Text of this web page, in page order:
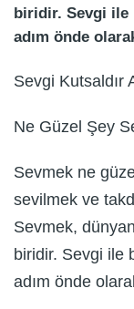
biridir. Sevgi ile
adım önde
Sevgi Kutsaldır
Ne Güzel Şey
Sevmek ne
sevilmek ve
Sevmek,
biridir. Sevgi ile
adım önde